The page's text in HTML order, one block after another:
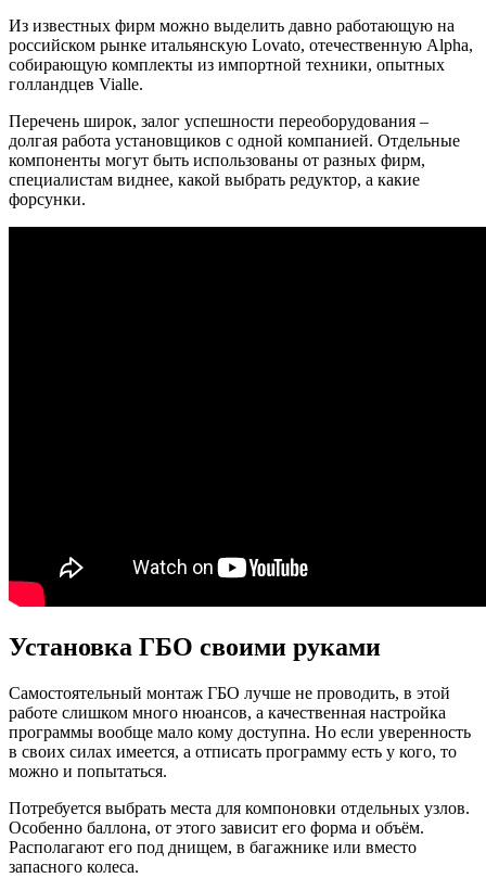
Из известных фирм можно выделить давно работающую на
российском рынке итальянскую Lovato, отечественную Alpha,
собирающую комплекты из импортной техники, опытных
голландцев Vialle.
Перечень широк, залог успешности переоборудования –
долгая работа установщиков с одной компанией. Отдельные
компоненты могут быть использованы от разных фирм,
специалистам виднее, какой выбрать редуктор, а какие
форсунки.
Установка ГБО своими руками
Самостоятельный монтаж ГБО лучше не проводить, в этой
работе слишком много нюансов, а качественная настройка
программы вообще мало кому доступна. Но если уверенность
в своих силах имеется, а отписать программу есть у кого, то
можно и попытаться.
Потребуется выбрать места для компоновки отдельных узлов.
Особенно баллона, от этого зависит его форма и объём.
Располагают его под днищем, в багажнике или вместо
запасного колеса.